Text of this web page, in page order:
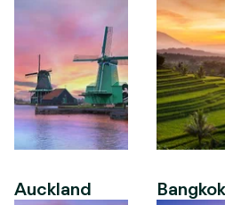
Auckland Bangkok